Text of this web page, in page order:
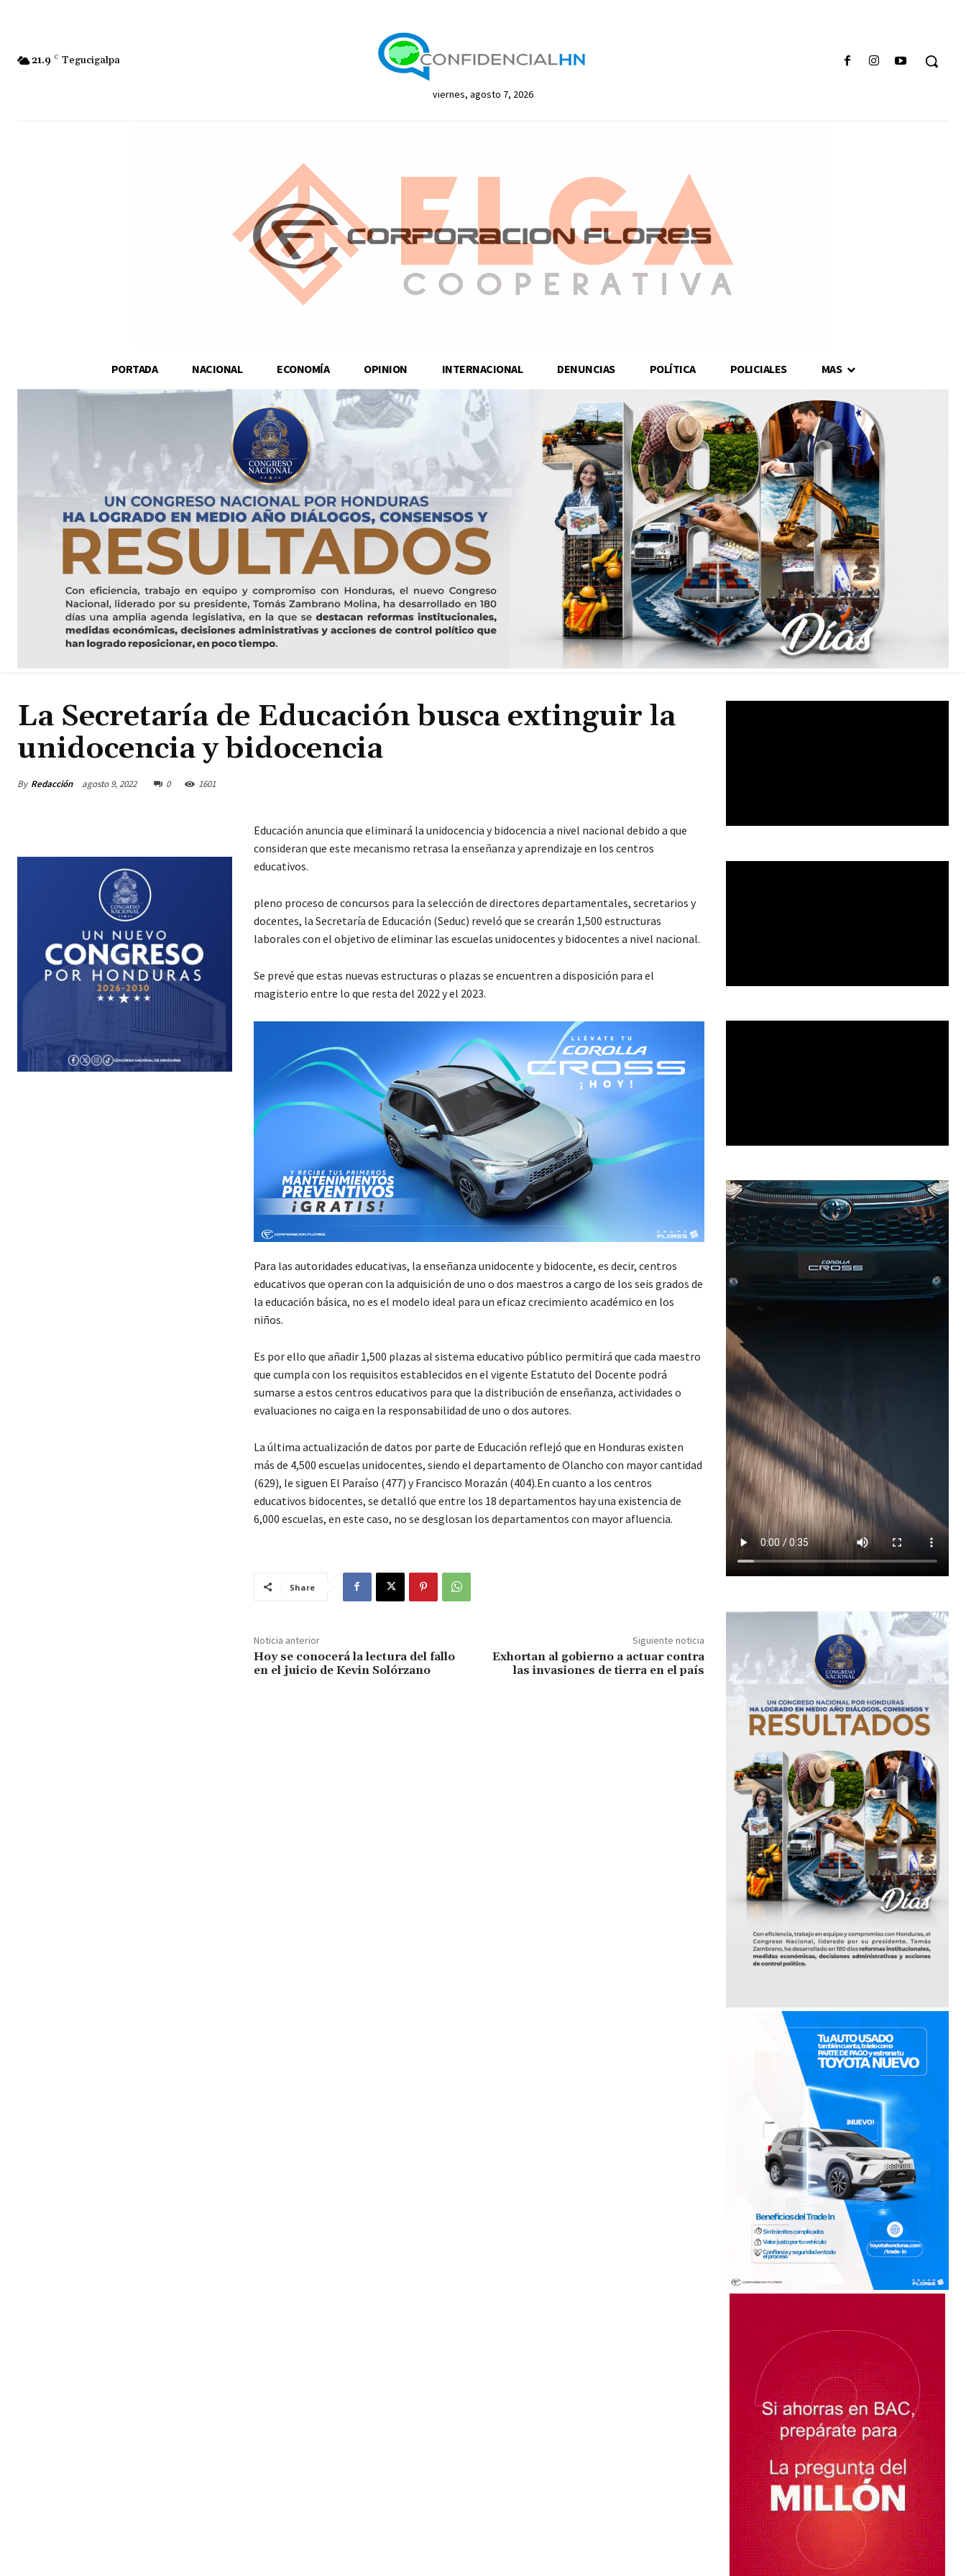
21.9 C Tegucigalpa
viernes, agosto 7, 2026
PORTADA NACIONAL ECONOMÍA OPINION INTERNACIONAL DENUNCIAS POLÍTICA POLICIALES MAS
La Secretaría de Educación busca extinguir la
unidocencia y bidocencia
By Redacción agosto 9, 2022 0 1601
Educación anuncia que eliminará la unidocencia y bidocencia a nivel nacional debido a que
consideran que este mecanismo retrasa la enseñanza y aprendizaje en los centros
educativos.
pleno proceso de concursos para la selección de directores departamentales, secretarios y
docentes, la Secretaría de Educación (Seduc) reveló que se crearán 1,500 estructuras
laborales con el objetivo de eliminar las escuelas unidocentes y bidocentes a nivel nacional.
Se prevé que estas nuevas estructuras o plazas se encuentren a disposición para el
magisterio entre lo que resta del 2022 y el 2023.
Para las autoridades educativas, la enseñanza unidocente y bidocente, es decir, centros
educativos que operan con la adquisición de uno o dos maestros a cargo de los seis grados de
la educación básica, no es el modelo ideal para un eficaz crecimiento académico en los
niños.
Es por ello que añadir 1,500 plazas al sistema educativo público permitirá que cada maestro
que cumpla con los requisitos establecidos en el vigente Estatuto del Docente podrá
sumarse a estos centros educativos para que la distribución de enseñanza, actividades o
evaluaciones no caiga en la responsabilidad de uno o dos autores.
La última actualización de datos por parte de Educación reflejó que en Honduras existen
más de 4,500 escuelas unidocentes, siendo el departamento de Olancho con mayor cantidad
(629), le siguen El Paraíso (477) y Francisco Morazán (404).En cuanto a los centros
educativos bidocentes, se detalló que entre los 18 departamentos hay una existencia de
6,000 escuelas, en este caso, no se desglosan los departamentos con mayor afluencia.
Share
Noticia anterior
Hoy se conocerá la lectura del fallo
en el juicio de Kevin Solórzano
Siguiente noticia
Exhortan al gobierno a actuar contra
las invasiones de tierra en el país